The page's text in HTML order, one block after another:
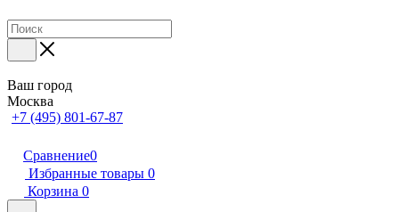
Ваш город
Москва
+7 (495) 801-67-87
Сравнение0
Избранные товары 0
Корзина 0